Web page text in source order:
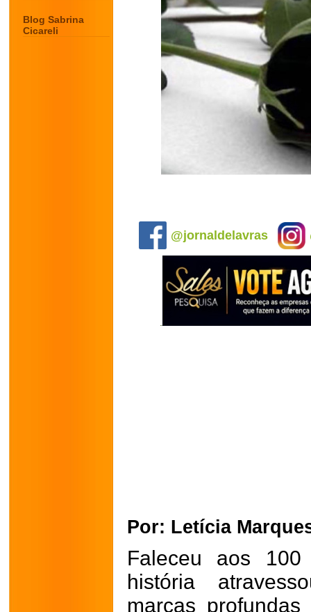
Blog Sabrina
Cicareli
@jornaldelavras
Por: Letícia
Faleceu aos
história
marcas